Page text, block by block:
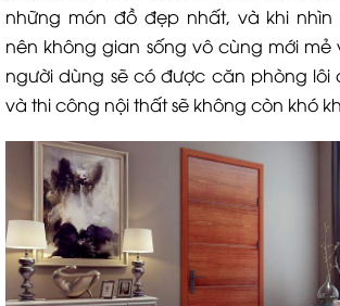
những món đồ đẹp nhất, và khi
nên không gian sống vô cùng mới mẻ
người dùng sẽ có được căn phòng lôi
và thi công nội thất sẽ không còn khó